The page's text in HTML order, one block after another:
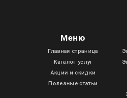
Меню
Главная страница
Каталог услуг
Акции и скидки
Полезные статьи